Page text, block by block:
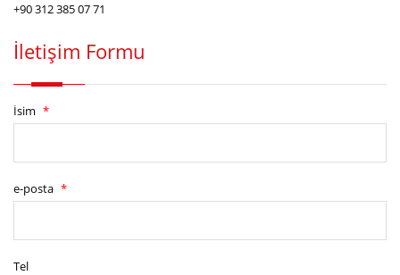
+90 312 385 07 71
İletişim Formu
İsim *
e-posta *
Tel